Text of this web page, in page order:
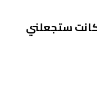
ستجعلني